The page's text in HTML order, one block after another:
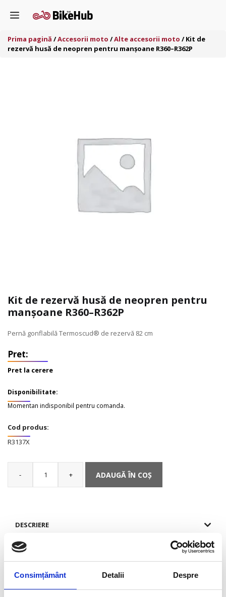
Consimțământ Detalii Despre
Menu
Prima pagină /Accesorii moto /Alte accesorii moto / Kit de
rezervă husă de neopren pentru manșoane R360–R362P
Kit de rezervă husă de neopren pentru
manșoane R360–R362P
Pernă gonflabilă Termoscud® de rezervă 82 cm
Pret la cerere
Disponibilitate:
Momentan indisponibil pentru comanda.
Cod produs:
R3137X
-
Cantitate
Kit
+ ADAUGĂ ÎN COȘ
DESCRIERE
Descriere Kit de rezervă husă de neopren pentru
Pernă gonflabilă de rezervă Termoscud® 82 cm – supapă nouă